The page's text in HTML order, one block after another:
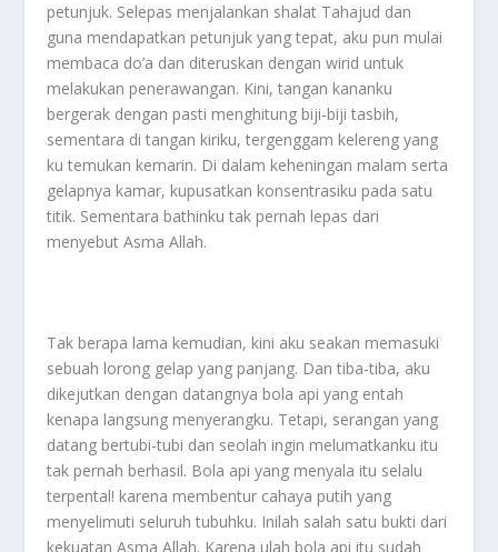
petunjuk. Selepas menjalankan shalat Tahajud dan
guna mendapatkan petunjuk yang tepat, aku pun mulai
membaca do’a dan diteruskan dengan wirid untuk
melakukan penerawangan. Kini, tangan kananku
bergerak dengan pasti menghitung biji-biji tasbih,
sementara di tangan kiriku, tergenggam kelereng yang
ku temukan kemarin. Di dalam keheningan malam serta
gelapnya kamar, kupusatkan konsentrasiku pada satu
titik. Sementara bathinku tak pernah lepas dari
menyebut Asma Allah.
Tak berapa lama kemudian, kini aku seakan memasuki
sebuah lorong gelap yang panjang. Dan tiba-tiba, aku
dikejutkan dengan datangnya bola api yang entah
kenapa langsung menyerangku. Tetapi, serangan yang
datang bertubi-tubi dan seolah ingin melumatkanku itu
tak pernah berhasil. Bola api yang menyala itu selalu
terpental! karena membentur cahaya putih yang
menyelimuti seluruh tubuhku. Inilah salah satu bukti dari
kekuatan Asma Allah. Karena ulah bola api itu sudah